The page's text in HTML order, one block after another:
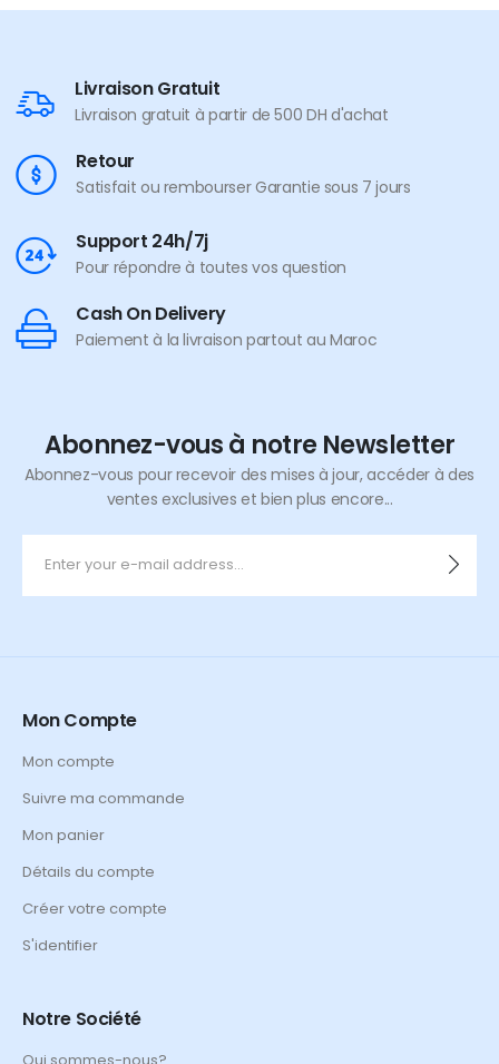
Livraison Gratuit
Livraison gratuit à partir de 500 DH d'achat
Retour
Satisfait ou rembourser Garantie sous 7 jours
Support 24h/7j
Pour répondre à toutes vos question
Cash On Delivery
Paiement à la livraison partout au Maroc
Abonnez-vous à notre Newsletter
Abonnez-vous pour recevoir des mises à jour, accéder à des
ventes exclusives et bien plus encore...
Mon Compte
Mon compte
Suivre ma commande
Mon panier
Détails du compte
Créer votre compte
S'identifier
Notre Société